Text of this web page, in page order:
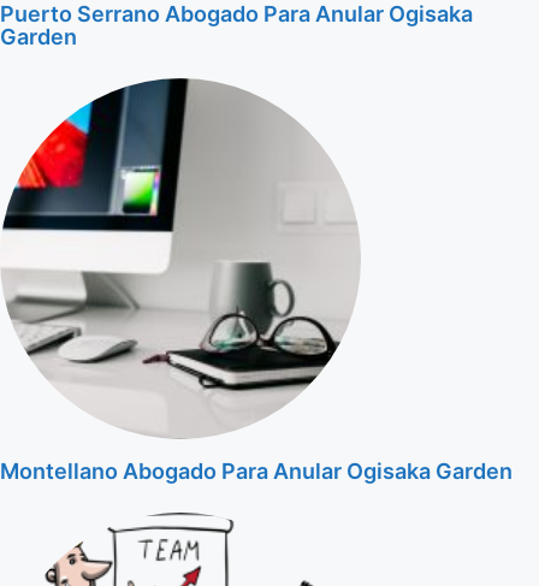
Puerto Serrano Abogado Para Anular Ogisaka
Garden
Montellano Abogado Para Anular Ogisaka Garden